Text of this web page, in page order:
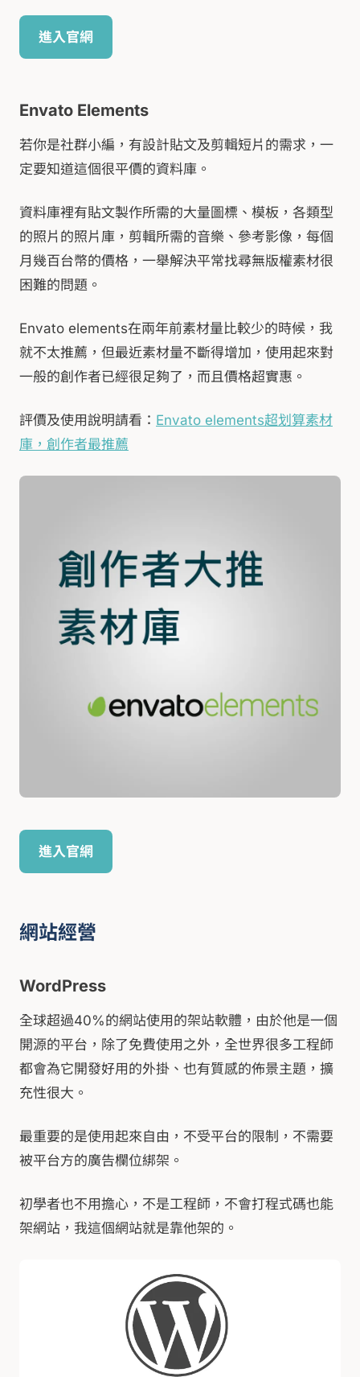
進入官網
Envato Elements
若你是社群小編，有設計貼文及剪輯短片的需求，一
定要知道這個很平價的資料庫。
資料庫裡有貼文製作所需的大量圖標、模板，各類型
的照片的照片庫，剪輯所需的音樂、參考影像，每個
月幾百台幣的價格，一舉解決平常找尋無版權素材很
困難的問題。
Envato elements在兩年前素材量比較少的時候，我
就不太推薦，但最近素材量不斷得增加，使用起來對
一般的創作者已經很足夠了，而且價格超實惠。
評價及使用說明請看： Envato elements超划算素材
庫，創作者最推薦
進入官網
網站經營
WordPress
全球超過40%的網站使用的架站軟體，由於他是一個
開源的平台，除了免費使用之外，全世界很多工程師
都會為它開發好用的外掛、也有質感的佈景主題，擴
充性很大。
最重要的是使用起來自由，不受平台的限制，不需要
被平台方的廣告欄位綁架。
初學者也不用擔心，不是工程師，不會打程式碼也能
架網站，我這個網站就是靠他架的。